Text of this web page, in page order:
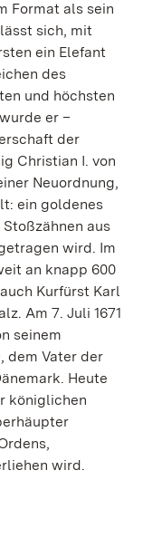
Format als sein
sich, mit
ein Elefant
des
und höchsten
er –
der
Christian I. von
Neuordnung,
ein goldenes
aus
wird. Im
an knapp 600
Kurfürst Karl
Am 7. Juli 1671
seinem
dem Vater der
Heute
königlichen
wird.